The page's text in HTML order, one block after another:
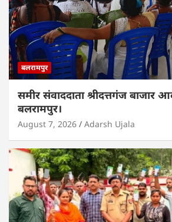
बलरामपुर
समीर संवाददाता श्रीदत्तगंज बाजार
बलरामपुर।
August 7, 2026 Adarsh Ujala